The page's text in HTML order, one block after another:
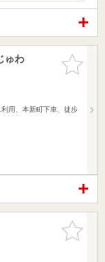
お気に入
りに追加
ゅわ
用、本新町下車、徒歩
お気に入
りに追加